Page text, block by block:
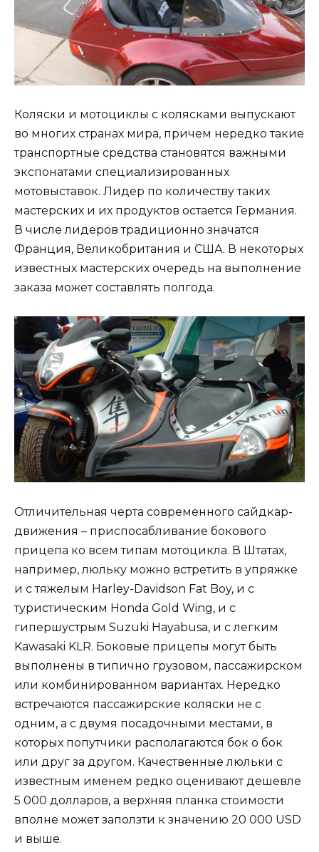
Коляски и мотоциклы с колясками выпускают
во многих странах мира, причем нередко такие
транспортные средства становятся важными
экспонатами специализированных
мотовыставок. Лидер по количеству таких
мастерских и их продуктов остается Германия.
В числе лидеров традиционно значатся
Франция, Великобритания и США. В некоторых
известных мастерских очередь на выполнение
заказа может составлять полгода.
Отличительная черта современного сайдкар-
движения – приспосабливание бокового
прицепа ко всем типам мотоцикла. В Штатах,
например, люльку можно встретить в упряжке
и с тяжелым Harley-Davidson Fat Boy, и с
туристическим Honda Gold Wing, и с
гипершустрым Suzuki Hayabusa, и с легким
Kawasaki KLR. Боковые прицепы могут быть
выполнены в типично грузовом, пассажирском
или комбинированном вариантах. Нередко
встречаются пассажирские коляски не с
одним, а с двумя посадочными местами, в
которых попутчики располагаются бок о бок
или друг за другом. Качественные люльки с
известным именем редко оценивают дешевле
5 000 долларов, а верхняя планка стоимости
вполне может заползти к значению 20 000 USD
и выше.